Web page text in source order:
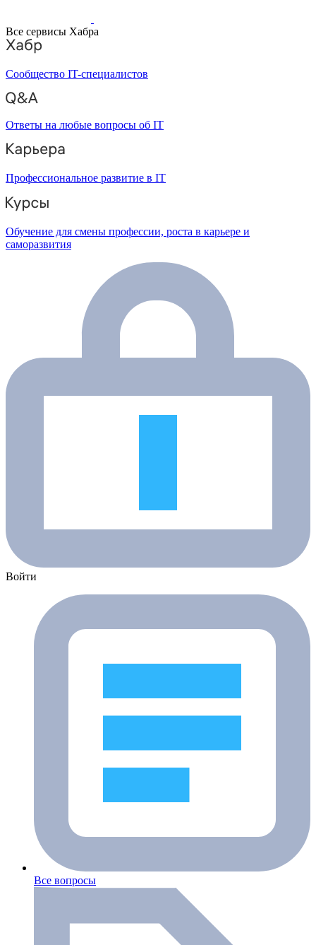
Все сервисы Хабра
Сообщество IT-специалистов
Ответы на любые вопросы об IT
Профессиональное развитие в IT
Обучение для смены профессии, роста в карьере и
саморазвития
Войти
Все вопросы